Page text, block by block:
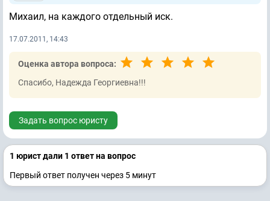
Михаил, на каждого отдельный иск.
17.07.2011, 14:43
Оценка автора вопроса:
Спасибо, Надежда Георгиевна!!!
Задать вопрос юристу
1 юрист дали 1 ответ на вопрос
Первый ответ получен через 5 минут